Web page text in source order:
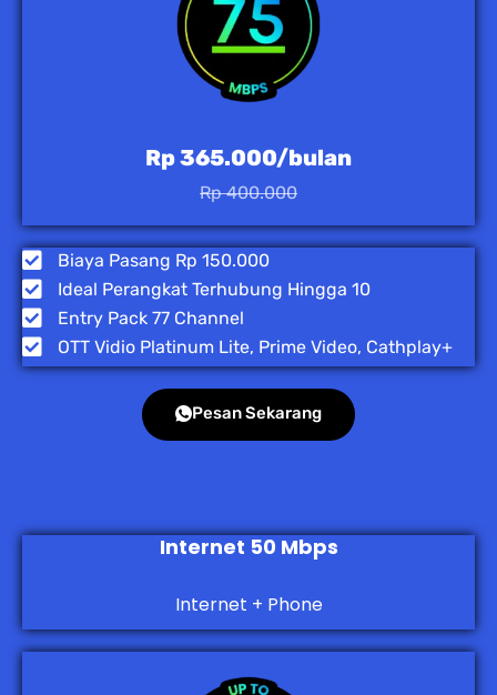
Rp 365.000/bulan
Rp 400.000
Biaya Pasang Rp 150.000
Ideal Perangkat Terhubung Hingga 10
Entry Pack 77 Channel
OTT Vidio Platinum Lite, Prime Video, Cathplay+
Pesan Sekarang
Internet 50 Mbps
Internet + Phone